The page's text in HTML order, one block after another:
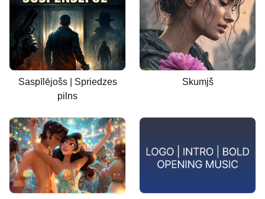
Saspīlējošs | Spriedzes
pilns
Skumjš